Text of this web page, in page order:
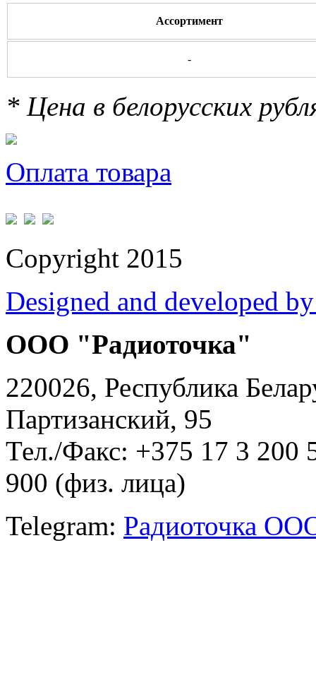
Ассортимент
-
* Цена в белорусских
Оплата товара
Copyright 2015
Designed and developed
ООО "Радиоточка"
220026, Республика
Партизанский, 95
Тел./Факс: +375 17 3
900 (физ. лица)
Telegram: Радиоточка